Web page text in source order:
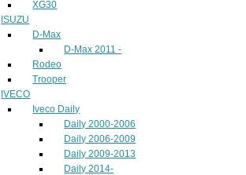
XG30
ISUZU
D-Max
D-Max 2011 -
Rodeo
Trooper
IVECO
Iveco Daily
Daily 2000-2006
Daily 2006-2009
Daily 2009-2013
Daily 2014-